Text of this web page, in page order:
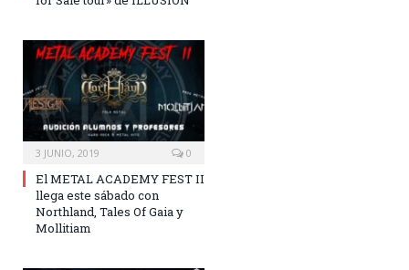
3 JUNIO, 2019 0
El METAL ACADEMY FEST II
llega este sábado con
Northland, Tales Of Gaia y
Mollitiam